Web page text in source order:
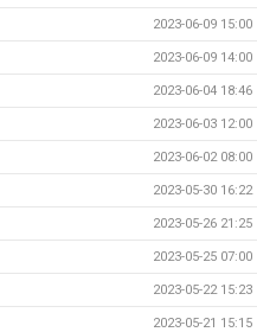
2023-06-09 15:00
2023-06-09 14:00
2023-06-04 18:46
2023-06-03 12:00
2023-06-02 08:00
2023-05-30 16:22
2023-05-26 21:25
2023-05-25 07:00
2023-05-22 15:23
2023-05-21 15:15